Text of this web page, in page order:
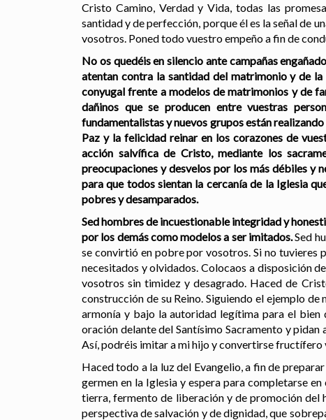
Cristo Camino, Verdad y Vida, todas las
santidad y de perfección, porque él es la señal de
vosotros. Poned todo vuestro empeño a fin de
No os quedéis en silencio ante campañas
atentan contra la santidad del matrimonio y de
conyugal frente a modelos de matrimonios y de
dañinos que se producen entre vuestras
fundamentalistas y nuevos grupos están
Paz y la felicidad reinar en los corazones de
acción salvífica de Cristo, mediante los
preocupaciones y desvelos por los más débiles y
para que todos sientan la cercanía de la Iglesia
pobres y desamparados.
Sed hombres de incuestionable integridad y
por los demás como modelos a ser imitados.Sed
se convirtió en pobre por vosotros. Si no tuvieres
necesitados y olvidados. Colocaos a disposición
vosotros sin timidez y desagrado. Haced de
construcción de su Reino. Siguiendo el ejemplo
armonía y bajo la autoridad legítima para el bien
oración delante del Santísimo Sacramento y
Así, podréis imitar a mi hijo y convertirse
Haced todo a la luz del Evangelio, a fin de
germen en la Iglesia y espera para completarse en
tierra, fermento de liberación y de promoción del
perspectiva de salvación y de dignidad, que